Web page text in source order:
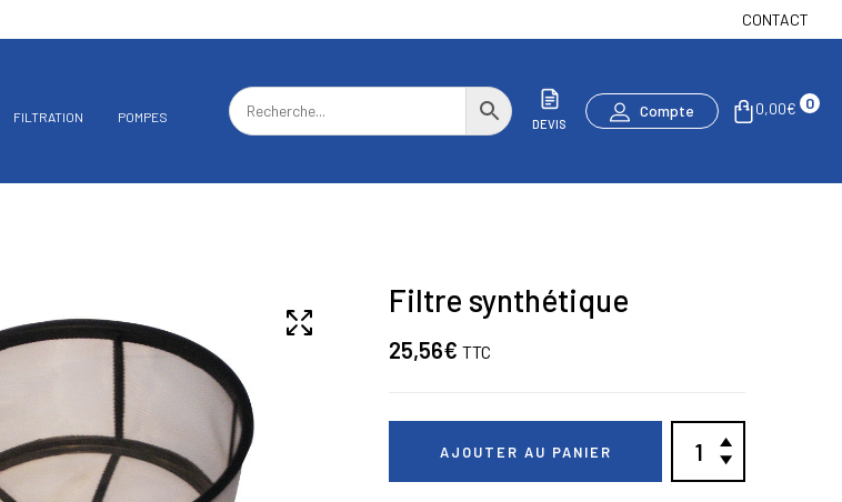
CONTACT
FILTRATION POMPES DEVIS
Compte 0,00€ 0
Filtre synthétique
25,56€ TTC
AJOUTER AU PANIER